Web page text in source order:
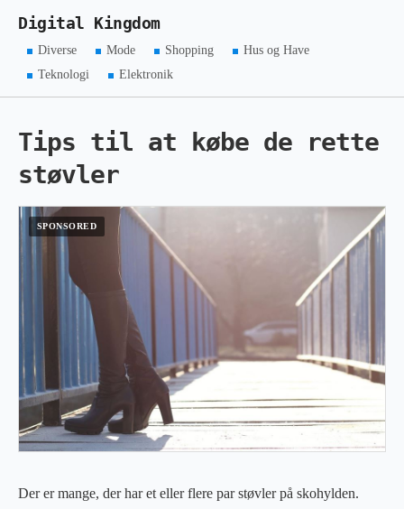
Digital Kingdom
Diverse Mode Shopping
Hus og Have
Teknologi
Elektronik
Tips til at købe de rette
støvler
Der er mange, der har et eller flere par støvler på skohylden.